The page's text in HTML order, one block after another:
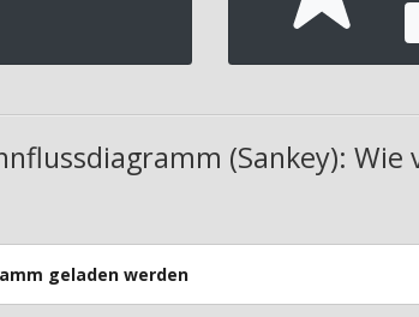
(Sankey): Wie
geladen werden